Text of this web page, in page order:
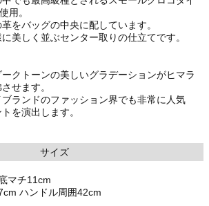
用。
をバッグの中央に配しています。
美しく並ぶセンター取りの仕立てです。
クトーンの美しいグラデーションがヒマラ
せます。
ランドのファッション界でも非常に人気
を演出します。
サイズ
マチ11cm
ハンドル周囲42cm